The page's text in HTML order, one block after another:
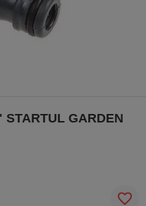
GARDEN